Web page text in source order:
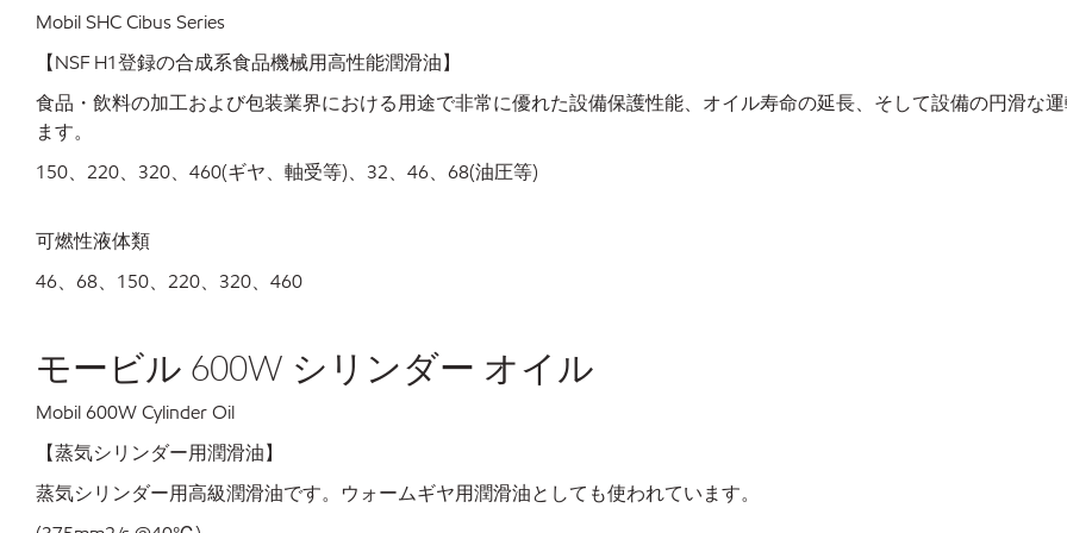
Mobil SHC Cibus Series
【NSF H1登録の合成系食品機械用高性能潤滑油】
食品・飲料の加工および包装業界における用途で非常に優れた設備保護性能、オイル寿命の延長、そして設備の円滑な
ます。
150、220、320、460(ギヤ、軸受等)、32、46、68(油圧等)
可燃性液体類
46、68、150、220、320、460
モービル 600W シリンダー オイル
Mobil 600W Cylinder Oil
【蒸気シリンダー用潤滑油】
蒸気シリンダー用高級潤滑油です。ウォームギヤ用潤滑油としても使われています。